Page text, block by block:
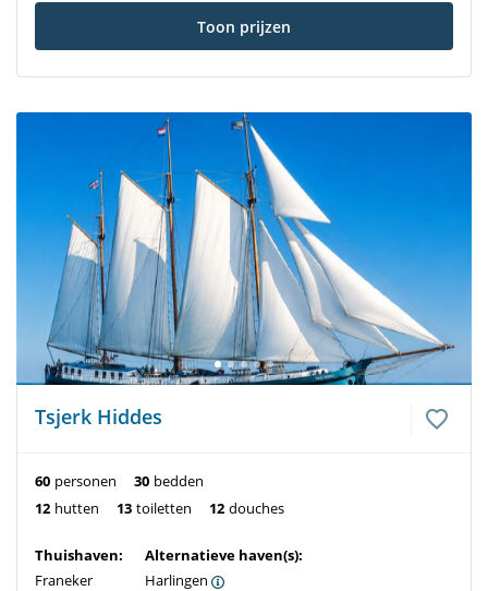
Toon prijzen
Tsjerk Hiddes
60 personen 30 bedden
12 hutten 13 toiletten 12 douches
Thuishaven:
Franeker
Alternatieve haven(s):
Harlingen